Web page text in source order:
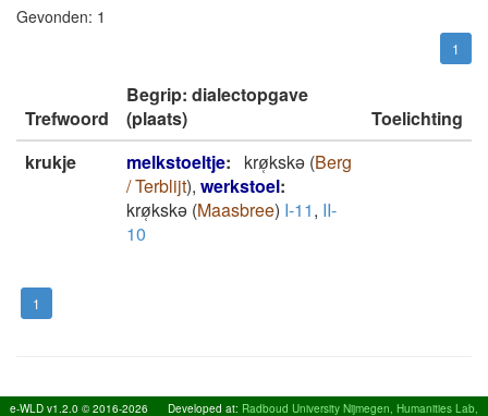
Gevonden: 1
1
Trefwoord
Begrip: dialectopgave
(plaats)
Toelichting
krukje
melkstoeltje: krø̜kskǝ (Berg
/ Terblijt), werkstoel:
krø̜kskǝ (Maasbree) I-11, II-
10
1
e-WLD v1.2.0 © 2016-2026 Developed at: Radboud University Nijmegen, Humanities Lab,